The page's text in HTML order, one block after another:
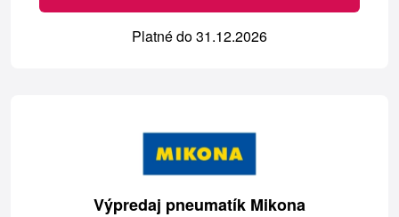
Platné do 31.12.2026
Výpredaj pneumatík Mikona